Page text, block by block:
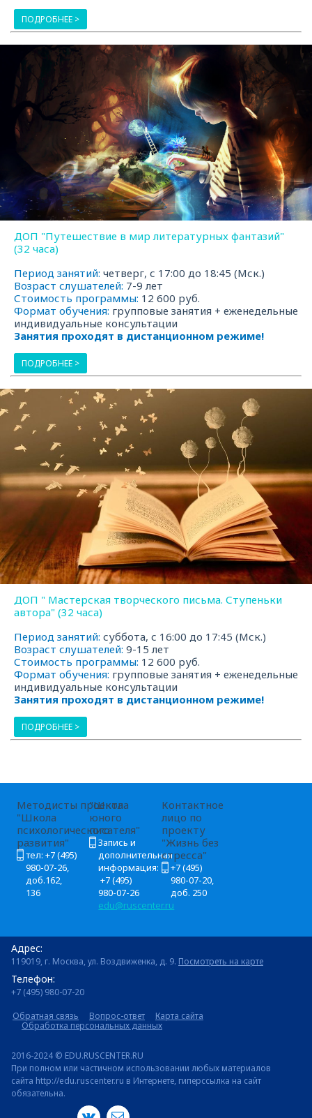
ПОДРОБНЕЕ >
ДОП "Путешествие в мир литературных фантазий"
(32 часа)
Период занятий: четверг, с 17:00 до 18:45 (Мск.)
Возраст слушателей: 7-9 лет
Стоимость программы: 12 600 руб.
Формат обучения: групповые занятия + еженедельные
индивидуальные консультации
Занятия проходят в дистанционном режиме!
ПОДРОБНЕЕ >
ДОП " Мастерская творческого письма. Ступеньки
автора" (32 часа)
Период занятий: суббота, с 16:00 до 17:45 (Мск.)
Возраст слушателей: 9-15 лет
Стоимость программы: 12 600 руб.
Формат обучения: групповые занятия + еженедельные
индивидуальные консультации
Занятия проходят в дистанционном режиме!
ПОДРОБНЕЕ >
Методисты проекта
"Школа
психологического
развития"
тел: +7 (495)
980-07-26,
доб.162,
136
"Школа
юного
писателя"
Запись и
дополнительная
информация:
+7 (495)
980-07-26
edu@ruscenter.ru
Контактное
лицо по
проекту
"Жизнь без
стресса"
+7 (495)
980-07-20,
доб. 250
Адрес:
119019, г. Москва, ул. Воздвиженка, д. 9. Посмотреть на карте
Телефон:
+7 (495) 980-07-20
Обратная связь
Вопрос-ответ
Карта сайта
Обработка персональных данных
2016-2024 © EDU.RUSCENTER.RU
При полном или частичном использовании любых материалов
сайта http://edu.ruscenter.ru в Интернете, гиперссылка на сайт
обязательна.